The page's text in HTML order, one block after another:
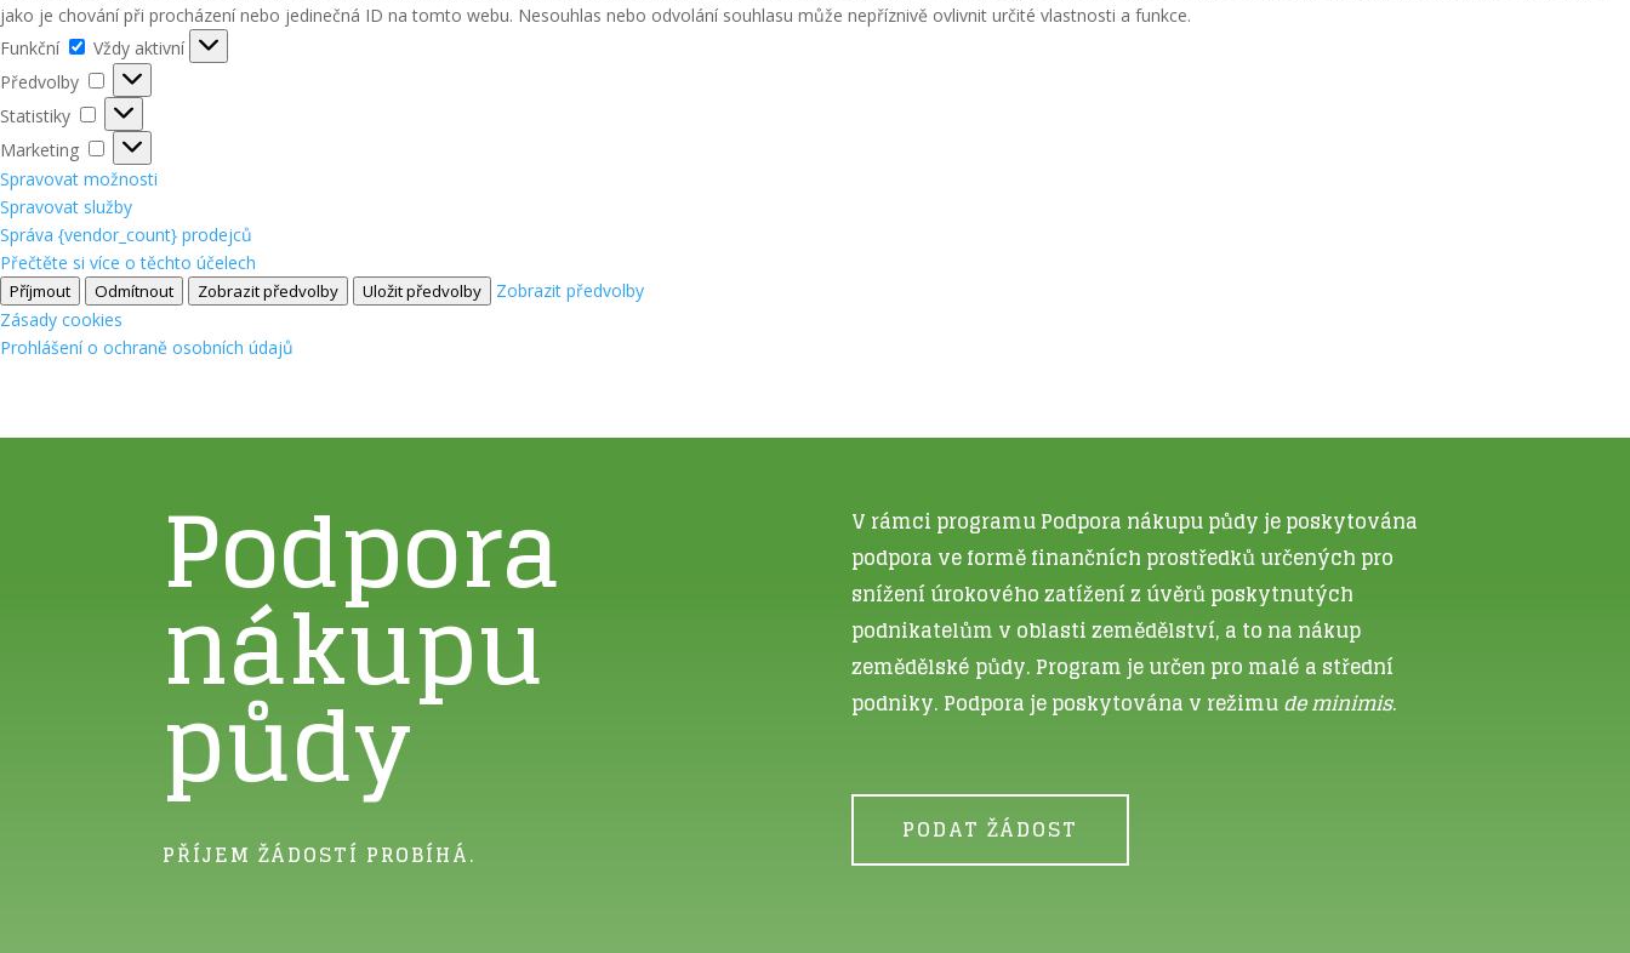
jako je chování při procházení nebo jedinečná ID na tomto webu. Nesouhlas nebo odvolání souhlasu může nepříznivě ovlivnit určité vlastnosti a funkce.
Funkční
Funkční
Vždy aktivní
Předvolby
Předvolby
Statistiky
Statistiky
Marketing
Marketing
Spravovat možnosti
Spravovat služby
Správa {vendor_count} prodejců
Přečtěte si více o těchto účelech
Příjmout Odmítnout Zobrazit předvolby Uložit předvolby
Zobrazit předvolby
Zásady cookies
Prohlášení o ochraně osobních údajů
Podpora
nákupu
půdy
PŘÍJEM ŽÁDOSTÍ PROBÍHÁ.
V rámci programu Podpora nákupu půdy je poskytována
podpora ve formě finančních prostředků určených pro
snížení úrokového zatížení z úvěrů poskytnutých
podnikatelům v oblasti zemědělství, a to na nákup
zemědělské půdy. Program je určen pro malé a střední
podniky. Podpora je poskytována v režimude minimis.
PODAT ŽÁDOST